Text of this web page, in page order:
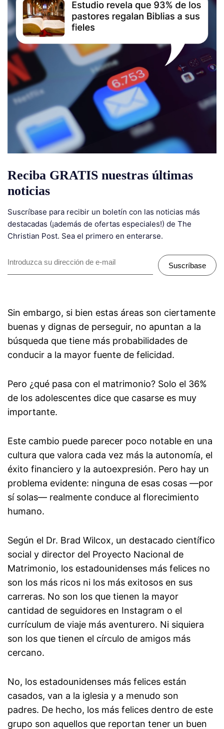
Reciba GRATIS nuestras últimas
noticias
Suscríbase para recibir un boletín con las noticias más
destacadas (¡además de ofertas especiales!) de The
Christian Post. Sea el primero en enterarse.
Suscríbase
Sin embargo, si bien estas áreas son ciertamente
buenas y dignas de perseguir, no apuntan a la
búsqueda que tiene más probabilidades de
conducir a la mayor fuente de felicidad.
Pero ¿qué pasa con el matrimonio? Solo el 36%
de los adolescentes dice que casarse es muy
importante.
Este cambio puede parecer poco notable en una
cultura que valora cada vez más la autonomía, el
éxito financiero y la autoexpresión. Pero hay un
problema evidente: ninguna de esas cosas —por
sí solas— realmente conduce al florecimiento
humano.
Según el Dr. Brad Wilcox, un destacado científico
social y director del Proyecto Nacional de
Matrimonio, los estadounidenses más felices no
son los más ricos ni los más exitosos en sus
carreras. No son los que tienen la mayor
cantidad de seguidores en Instagram o el
currículum de viaje más aventurero. Ni siquiera
son los que tienen el círculo de amigos más
cercano.
No, los estadounidenses más felices están
casados, van a la iglesia y a menudo son
padres. De hecho, los más felices dentro de este
grupo son aquellos que reportan tener un buen